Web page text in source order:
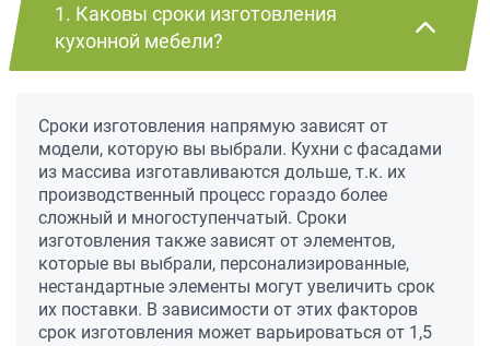
1. Каковы сроки изготовления
кухонной мебели?
Сроки изготовления напрямую зависят от
модели, которую вы выбрали. Кухни с фасадами
из массива изготавливаются дольше, т.к. их
производственный процесс гораздо более
сложный и многоступенчатый. Сроки
изготовления также зависят от элементов,
которые вы выбрали, персонализированные,
нестандартные элементы могут увеличить срок
их поставки. В зависимости от этих факторов
срок изготовления может варьироваться от 1,5